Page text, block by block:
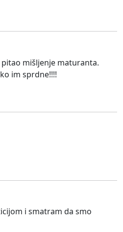
mišljenje maturanta.
im sprdne!!!!
i smatram da smo